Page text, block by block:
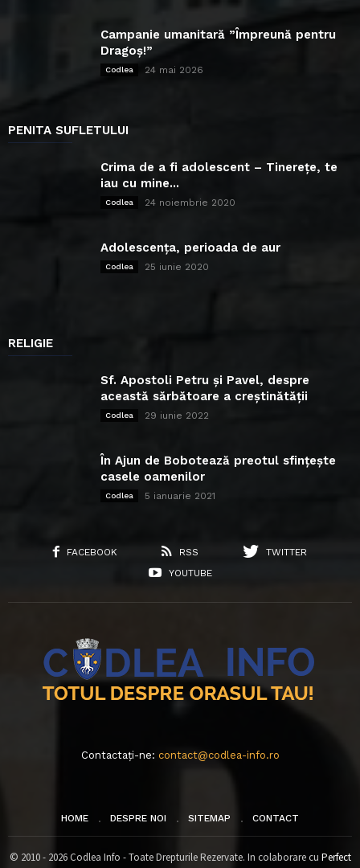
Campanie umanitară ”Împreună pentru
Dragoș!”
Codlea 24 mai 2026
PENITA SUFLETULUI
Crima de a fi adolescent – Tinerețe, te
iau cu mine...
Codlea 24 noiembrie 2020
Adolescența, perioada de aur
Codlea 25 iunie 2020
RELIGIE
Sf. Apostoli Petru și Pavel, despre
această sărbătoare a creștinătății
Codlea 29 iunie 2022
În Ajun de Bobotează preotul sfințește
casele oamenilor
Codlea 5 ianuarie 2021
FACEBOOK RSS
TWITTER
YOUTUBE
Contactați-ne: contact@codlea-info.ro
HOME DESPRE NOI SITEMAP CONTACT
© 2010 - 2026 Codlea Info - Toate Drepturile Rezervate. In colaborare cu Perfect